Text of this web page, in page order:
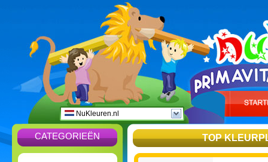
NuKleuren.nl
CATEGORIEËN TOP